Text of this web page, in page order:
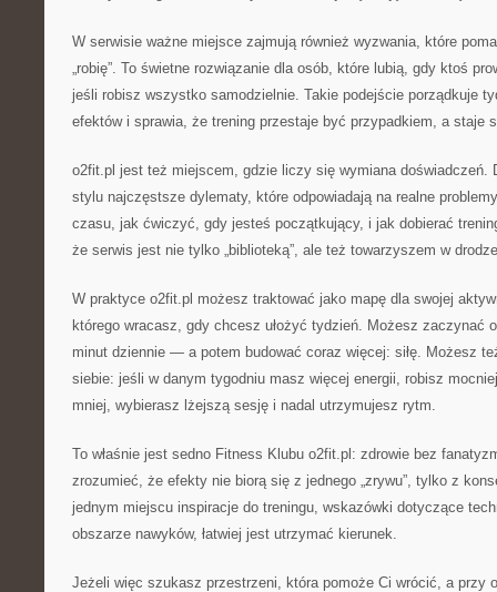
W serwisie ważne miejsce zajmują również wyzwania, które
„robię”. To świetne rozwiązanie dla osób, które lubią, gdy ktoś
jeśli robisz wszystko samodzielnie. Takie podejście porządkuje
efektów i sprawia, że trening przestaje być przypadkiem, a staje
o2fit.pl jest też miejscem, gdzie liczy się wymiana doświadczeń.
stylu najczęstsze dylematy, które odpowiadają na realne
czasu, jak ćwiczyć, gdy jesteś początkujący, i jak dobierać
że serwis jest nie tylko „biblioteką”, ale też towarzyszem w
W praktyce o2fit.pl możesz traktować jako mapę dla swojej
którego wracasz, gdy chcesz ułożyć tydzień. Możesz zaczynać
minut dziennie — a potem budować coraz więcej: siłę. Możesz
siebie: jeśli w danym tygodniu masz więcej energii, robisz
mniej, wybierasz lżejszą sesję i nadal utrzymujesz rytm.
To właśnie jest sedno Fitness Klubu o2fit.pl: zdrowie bez
zrozumieć, że efekty nie biorą się z jednego „zrywu”, tylko z
jednym miejscu inspiracje do treningu, wskazówki dotyczące
obszarze nawyków, łatwiej jest utrzymać kierunek.
Jeżeli więc szukasz przestrzeni, która pomoże Ci wrócić, a przy